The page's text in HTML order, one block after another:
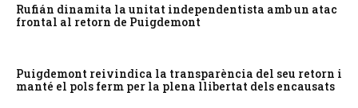
Rufián dinamita la unitat independentista amb un atac
frontal al retorn de Puigdemont
Puigdemont reivindica la transparència del seu retorn i
manté el pols ferm per la plena llibertat dels encausats